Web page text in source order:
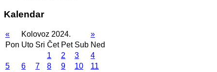
Kalendar
« Kolovoz 2024.
»
Pon Uto Sri Čet Pet Sub Ned
1
2 3
4
5
6 7 8 9 10
11